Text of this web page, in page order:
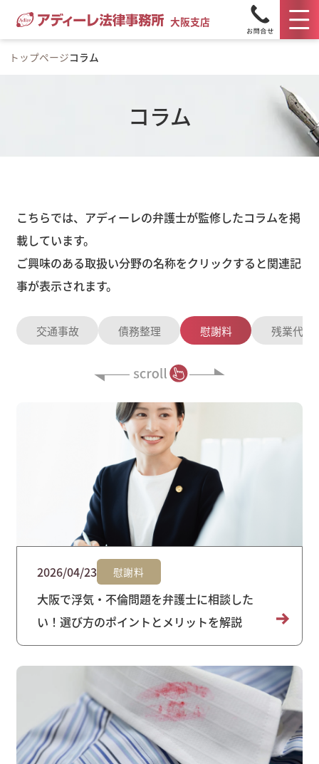
大阪支店
トップページコラム
コラム
こちらでは、アディーレの弁護士が監修したコラムを掲
載しています。
ご興味のある取扱い分野の名称をクリックすると関連記
事が表示されます。
交通事故 債務整理 慰謝料 残業代請
2026/04/23 慰謝料
大阪で浮気・不倫問題を弁護士に相談した
い！選び方のポイントとメリットを解説